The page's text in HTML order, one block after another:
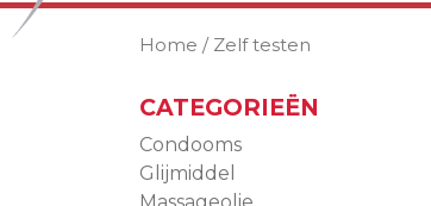
Home / Zelf testen
CATEGORIEËN
Condooms
Glijmiddel